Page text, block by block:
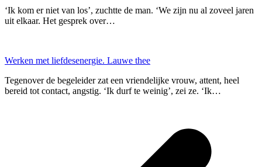
‘Ik kom er niet van los’, zuchtte de man. ‘We zijn nu al zoveel jaren
uit elkaar. Het gesprek over…
Werken met liefdesenergie. Lauwe thee
Tegenover de begeleider zat een vriendelijke vrouw, attent, heel
bereid tot contact, angstig. ‘Ik durf te weinig’, zei ze. ‘Ik…